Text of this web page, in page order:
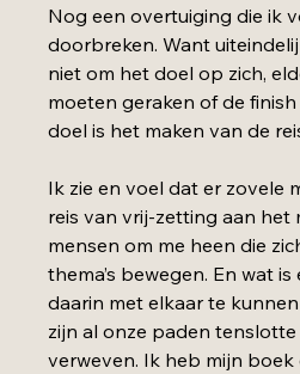
Nog een overtuiging die ik
doorbreken. Want
niet om het doel op zich,
moeten geraken of de
doel is het maken van de
Ik zie en voel dat er zovele
reis van vrij-zetting aan het
mensen om me heen die
thema’s bewegen. En wat
daarin met elkaar te
zijn al onze paden
verweven. Ik heb mijn